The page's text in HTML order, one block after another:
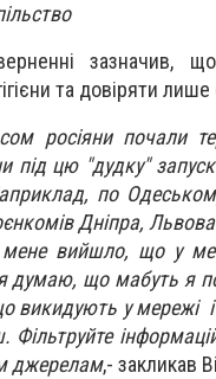
зазначив,
та довіряти
росіяни почали
під цю "дудку"
по
Дніпра, Львова.
вийшло, що у
думаю, що мабуть я
викидують у мережі і
джерелам,- закликав